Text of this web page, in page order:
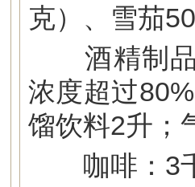
克）、雪茄
酒精制品
浓度超过
馏饮料2升；
咖啡：3